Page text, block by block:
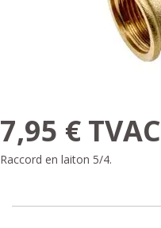
7,95 € TVAC
Raccord en laiton 5/4.